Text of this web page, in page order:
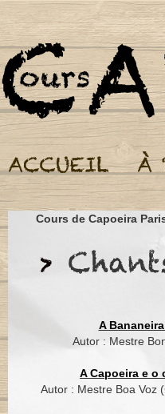
Cours de Capoeira
A
Autor : Mestre
A Capoeira e o
Autor : Mestre Boa Voz